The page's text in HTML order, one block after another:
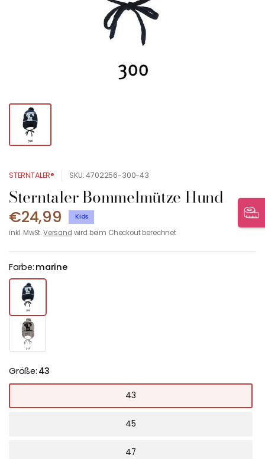
STERNTALER® SKU: 4702256-300-43
Sterntaler Bommelmütze Hund
€24,99 Kids
inkl. MwSt.Versand wird beim Checkout berechnet
Farbe: marine
Größe: 43
43
45
47